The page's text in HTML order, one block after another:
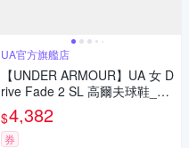
UA官方旗艦店
【UNDER ARMOUR】UA 女 D
rive Fade 2 SL 高爾夫球鞋_60
06137-100
$4,382
券